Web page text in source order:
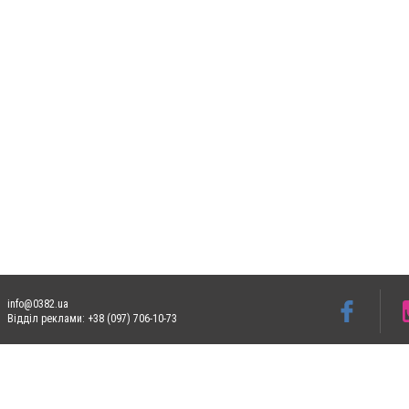
info@0382.ua
Відділ реклами: +38 (097) 706-10-73